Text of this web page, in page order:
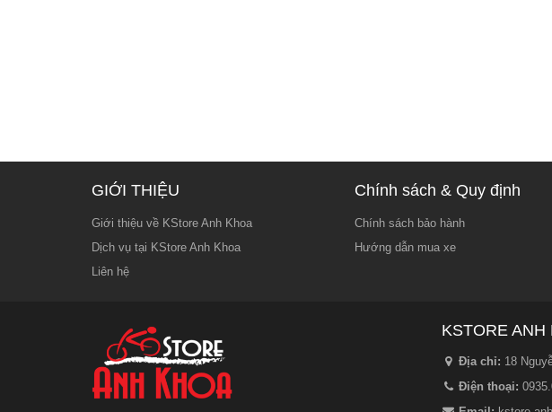
GIỚI THIỆU
Giới thiệu về KStore Anh Khoa
Dịch vụ tại KStore Anh Khoa
Liên hệ
Chính sách & Quy định
Chính sách bảo hành
Hướng dẫn mua xe
KSTORE ANH
Địa chỉ: 18
Điện thoại: